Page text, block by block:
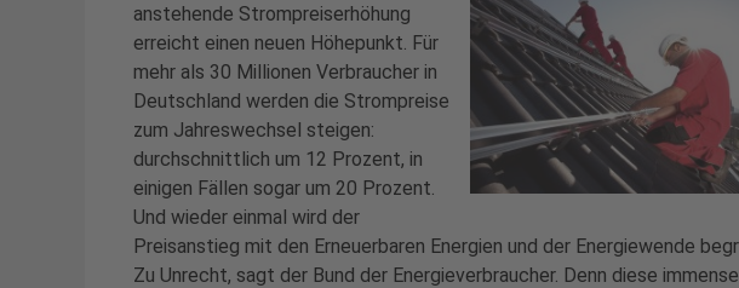
anstehende Strompreiserhöhung
erreicht einen neuen Höhepunkt. Für
mehr als 30 Millionen Verbraucher in
Deutschland werden die Strompreise
zum Jahreswechsel steigen:
durchschnittlich um 12 Prozent, in
einigen Fällen sogar um 20 Prozent.
Und wieder einmal wird der
Preisanstieg mit den Erneuerbaren Energien und der Energiewende
Zu Unrecht, sagt der Bund der Energieverbraucher. Denn diese immense